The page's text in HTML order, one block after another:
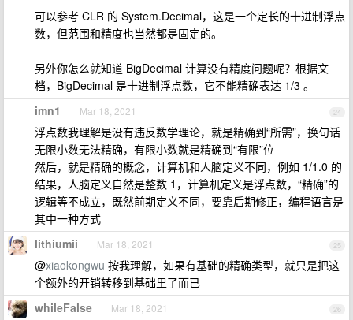
可以参考 CLR 的 System.Decimal，这是一个定长的十进制浮点
数，但范围和精度也当然都是固定的。
另外你怎么就知道 BigDecimal 计算没有精度问题呢？根据文
档，BigDecimal 是十进制浮点数，它不能精确表达 1/3 。
24
imn1 Mar 18, 2021
浮点数我理解是没有违反数学理论，就是精确到“所需”，换句话
无限小数无法精确，有限小数就是精确到“有限”位
然后，就是精确的概念，计算机和人脑定义不同，例如 1/1.0 的
结果，人脑定义自然是整数 1，计算机定义是浮点数，“精确”的
逻辑等不成立，既然前期定义不同，要靠后期修正，编程语言是
其中一种方式
25
lithiumii Mar 18, 2021
@xiaokongwu 按我理解，如果有基础的精确类型，就只是把这
个额外的开销转移到基础里了而已
26
whileFalse Mar 18, 2021